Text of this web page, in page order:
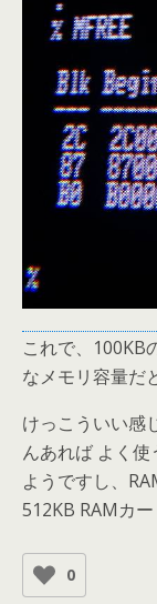
これで、100KB
なメモリ容量だ
けっこういい感
んあれば よく
ようですし、
512KB RAMカ
0